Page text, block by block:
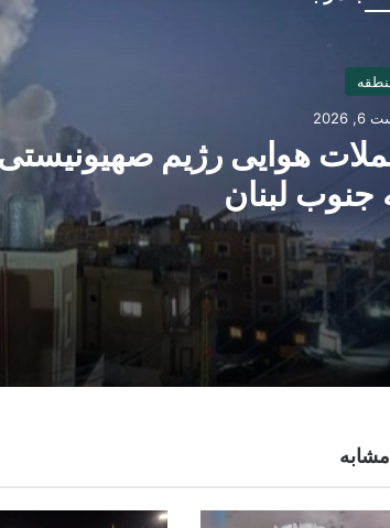
2026
هوایی رژیم
جنوب لبنان